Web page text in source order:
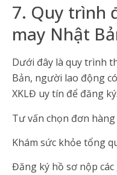
7. Quy trình
may Nhật
Dưới đây là quy trình
Bản, người lao động
XKLĐ uy tín để đăng ký.
Tư vấn chọn đơn
Khám sức khỏe tổng
Đăng ký hồ sơ nộp